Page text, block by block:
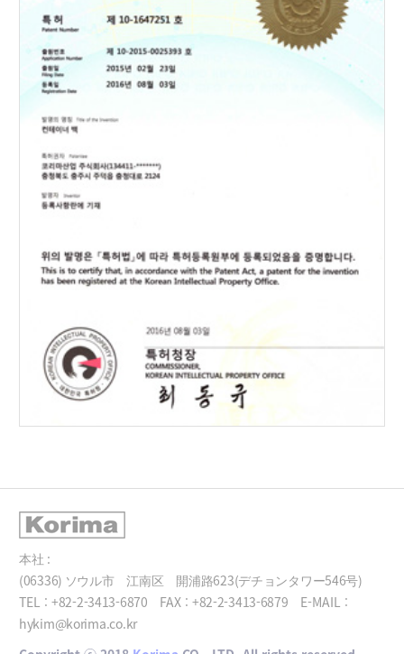
本社 :
(06336) ソウル市 江南区 開浦路623(デチョンタワー546号)
TEL : +82-2-3413-6870 FAX : +82-2-3413-6879
E-MAIL :
hykim@korima.co.kr